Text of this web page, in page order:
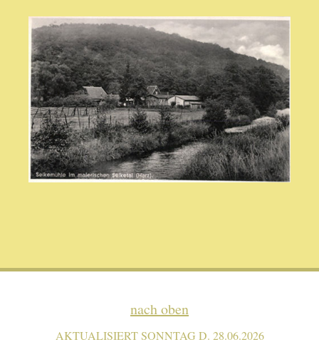
nach oben
AKTUALISIERT SONNTAG D. 28.06.2026